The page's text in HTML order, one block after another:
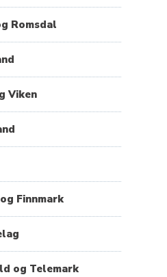
Romsdal
Viken
Finnmark
og Telemark